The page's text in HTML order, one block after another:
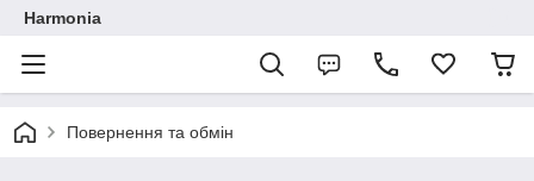
Harmonia
Повернення та обмін